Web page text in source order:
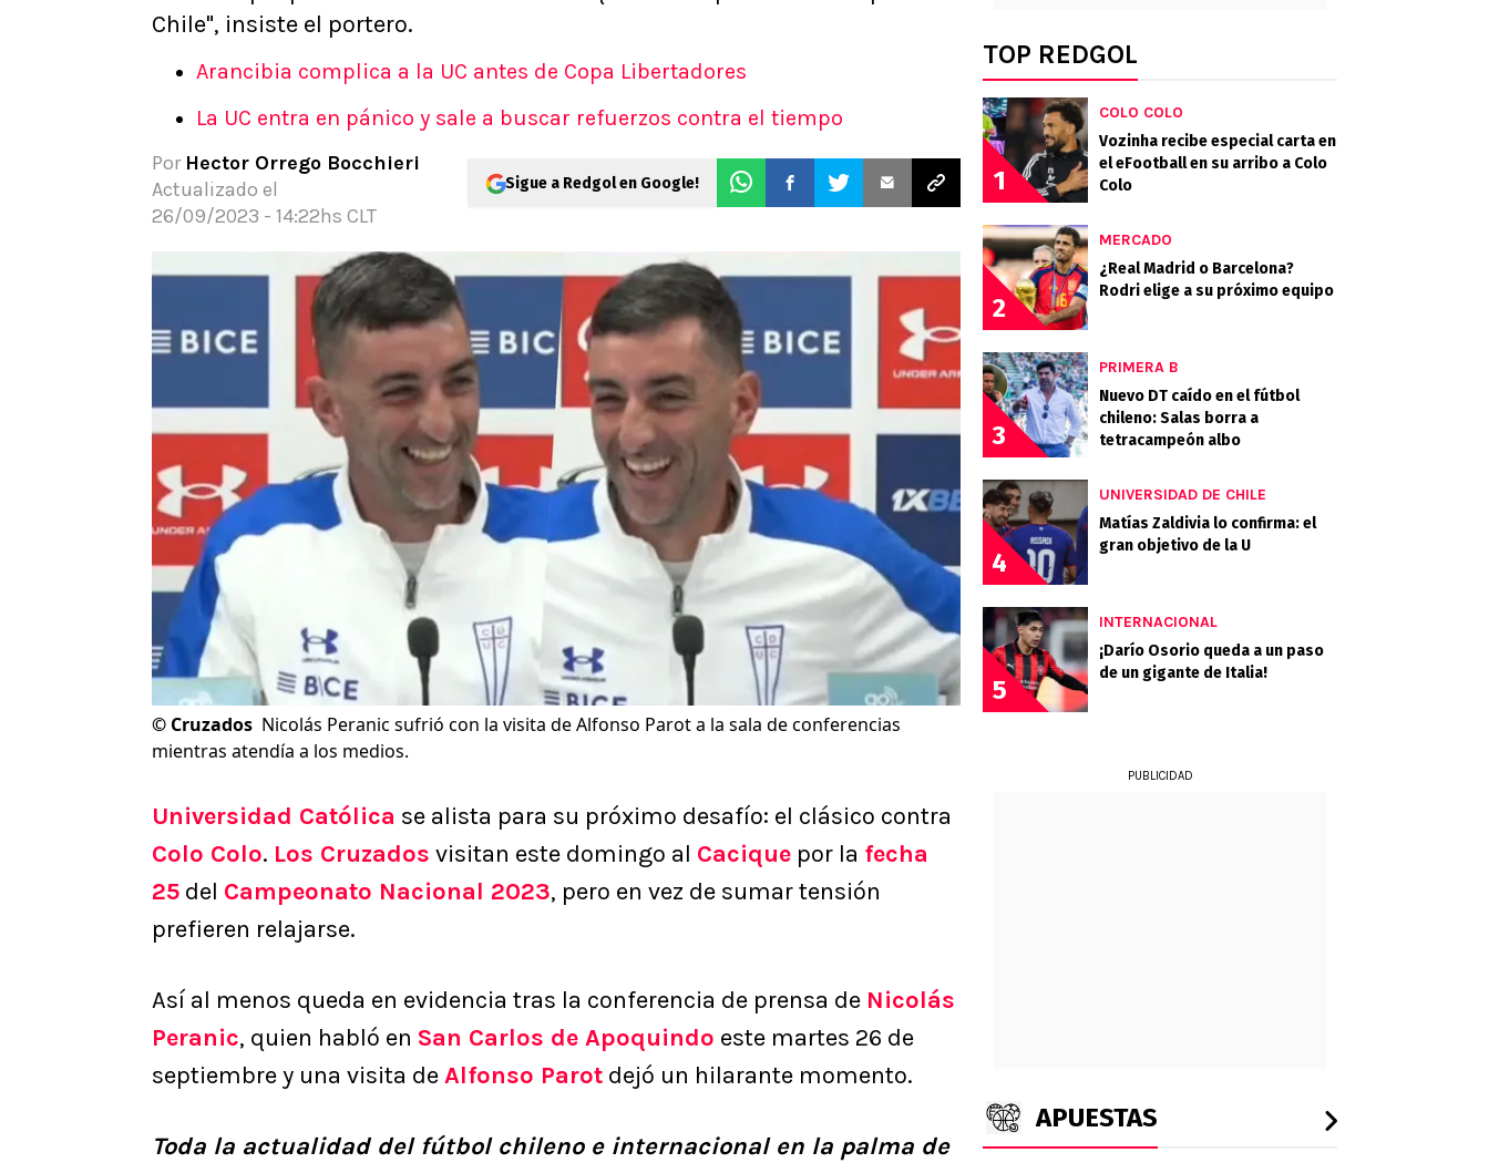
Apuesta del día
Chile", insiste el portero.
Arancibia complica a la UC antes de Copa Libertadores
La UC entra en pánico y sale a buscar refuerzos contra el tiempo
Por Hector Orrego Bocchieri
Actualizado el
26/09/2023 - 14:22hs CLT
Sigue a Redgol en Google!
© Cruzados Nicolás Peranic sufrió con la visita de Alfonso Parot a la sala de conferencias
mientras atendía a los medios.
Universidad Católica se alista para su próximo desafío: el clásico contra
Colo Colo. Los Cruzados visitan este domingo al Cacique por la fecha
25 del Campeonato Nacional 2023, pero en vez de sumar tensión
prefieren relajarse.
Así al menos queda en evidencia tras la conferencia de prensa de Nicolás
Peranic, quien habló en San Carlos de Apoquindo este martes 26 de
septiembre y una visita deAlfonso Parot dejó un hilarante momento.
Toda la actualidad del fútbol chileno e internacional en la palma de
TOP REDGOL
1
COLO COLO
Vozinha recibe especial carta en
el eFootball en su arribo a Colo
Colo
2
MERCADO
¿Real Madrid o Barcelona?
Rodri elige a su próximo equipo
3
PRIMERA B
Nuevo DT caído en el fútbol
chileno: Salas borra a
tetracampeón albo
4
UNIVERSIDAD DE CHILE
Matías Zaldivia lo confirma: el
gran objetivo de la U
5
INTERNACIONAL
¡Darío Osorio queda a un paso
de un gigante de Italia!
PUBLICIDAD
APUESTAS